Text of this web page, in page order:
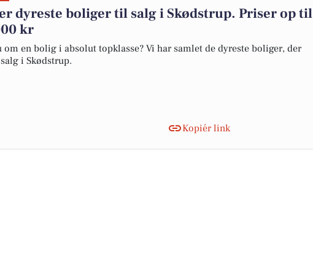
dyreste boliger til salg i Skødstrup. Priser op til
kr
om en bolig i absolut topklasse? Vi har samlet de dyreste boliger, der
i Skødstrup.
Kopiér link